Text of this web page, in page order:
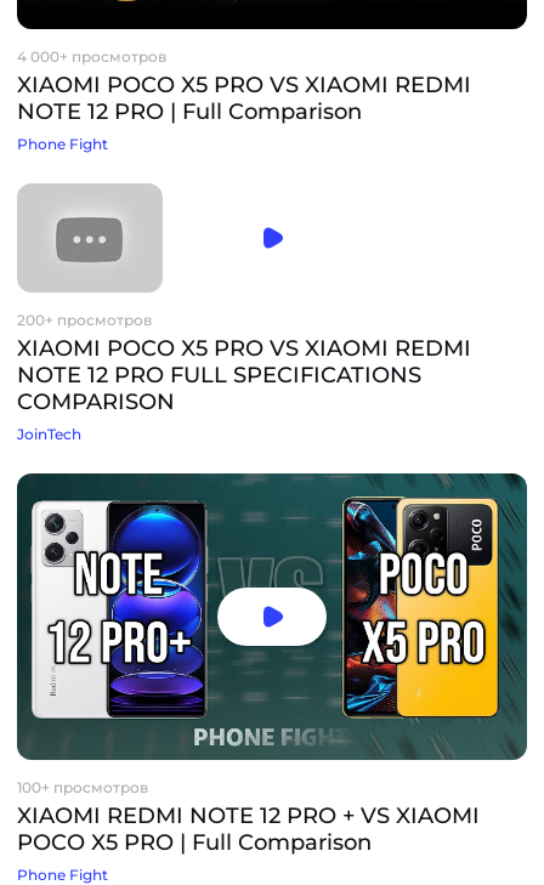
4 000+ просмотров
XIAOMI POCO X5 PRO VS XIAOMI REDMI
NOTE 12 PRO | Full Comparison
Phone Fight
200+ просмотров
XIAOMI POCO X5 PRO VS XIAOMI REDMI
NOTE 12 PRO FULL SPECIFICATIONS
COMPARISON
JoinTech
100+ просмотров
XIAOMI REDMI NOTE 12 PRO + VS XIAOMI
POCO X5 PRO | Full Comparison
Phone Fight